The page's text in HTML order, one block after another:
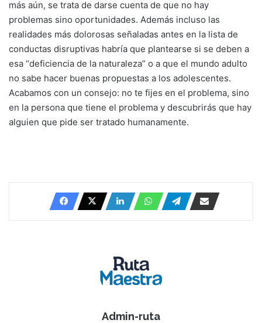
más aún, se trata de darse cuenta de que no hay
problemas sino oportunidades. Además incluso las
realidades más dolorosas señaladas antes en la lista de
conductas disruptivas habría que plantearse si se deben a
esa “deficiencia de la naturaleza” o a que el mundo adulto
no sabe hacer buenas propuestas a los adolescentes.
Acabamos con un consejo: no te fijes en el problema, sino
en la persona que tiene el problema y descubrirás que hay
alguien que pide ser tratado humanamente.
Admin-ruta